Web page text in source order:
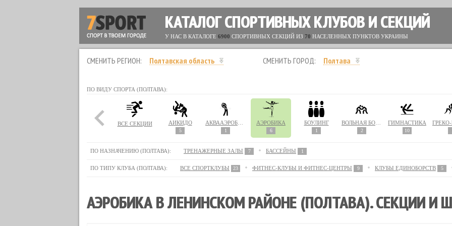
КАТАЛОГ СПОРТИВНЫХ КЛУБОВ И СЕКЦИЙ
У НАС В КАТАЛОГЕ 6900 СПОРТИВНЫХ СЕКЦИЙ ИЗ 70 НАСЕЛЕННЫХ ПУНКТОВ УКРАИНЫ
СМЕНИТЬ РЕГИОН: Полтавская область СМЕНИТЬ ГОРОД: Полтава
ПО ВИДУ СПОРТА (ПОЛТАВА):
ВСЕ СЕКЦИИ АЙКИДО
5 1
АЭРОБИКА
6
БОУЛИНГ
1 2
ГИМНАСТИКА
10
ПО НАЗНАЧЕНИЮ (ПОЛТАВА): ТРЕНАЖЕРНЫЕ ЗАЛЫ 7 БАССЕЙНЫ 1
ПО ТИПУ КЛУБА (ПОЛТАВА): ВСЕ СПОРТКЛУБЫ 23 ФИТНЕС-КЛУБЫ И ФИТНЕС-ЦЕНТРЫ 9 КЛУБЫ ЕДИНОБОРСТВ 5
АЭРОБИКА В ЛЕНИНСКОМ РАЙОНЕ (ПОЛТАВА). СЕКЦИИ И